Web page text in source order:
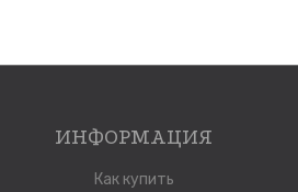
ИНФОРМАЦИЯ
Как купить